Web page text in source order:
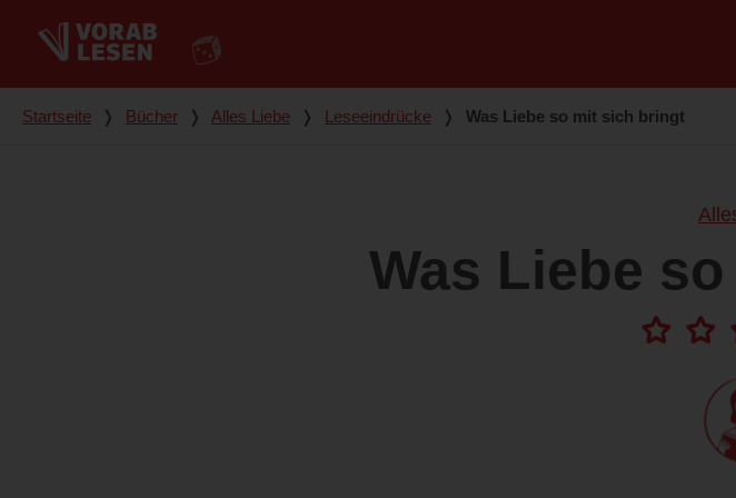
Du bist hier
Startseite ❭ Bücher ❭ Alles Liebe ❭ Leseeindrücke ❭ Was Liebe so mit sich bringt
Was Liebe